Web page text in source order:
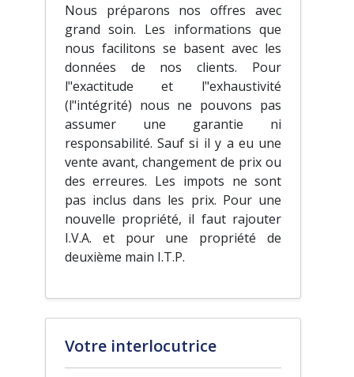
Nous préparons nos offres avec
grand soin. Les informations que
nous facilitons se basent avec les
données de nos clients. Pour
l"exactitude et l"exhaustivité
(l"intégrité) nous ne pouvons pas
assumer une garantie ni
responsabilité. Sauf si il y a eu une
vente avant, changement de prix ou
des erreures. Les impots ne sont
pas inclus dans les prix. Pour une
nouvelle propriété, il faut rajouter
I.V.A. et pour une propriété de
deuxième main I.T.P.
Votre interlocutrice